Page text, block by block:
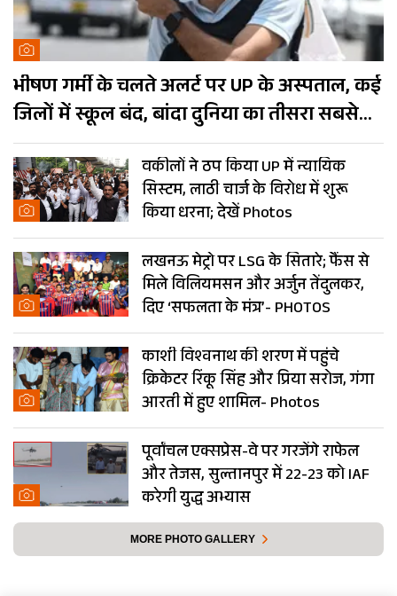
भीषण गर्मी के चलते अलर्ट पर UP के अस्पताल, कई
जिलों में स्कूल बंद, बांदा दुनिया का तीसरा सबसे
गर्म शहर
वकीलों ने ठप किया UP में न्यायिक
सिस्टम, लाठी चार्ज के विरोध में शुरू
किया धरना; देखें Photos
लखनऊ मेट्रो पर LSG के सितारे; फैंस से
मिले विलियमसन और अर्जुन तेंदुलकर,
दिए ‘सफलता के मंत्र’- PHOTOS
काशी विश्वनाथ की शरण में पहुंचे
क्रिकेटर रिंकू सिंह और प्रिया सरोज, गंगा
आरती में हुए शामिल- Photos
पूर्वांचल एक्सप्रेस-वे पर गरजेंगे राफेल
और तेजस, सुल्तानपुर में 22-23 को IAF
करेगी युद्ध अभ्यास
MORE PHOTO GALLERY